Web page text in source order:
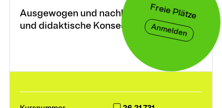
Ausgewogen und nachhaltig – fachliche
und didaktische Konsequenzen
Freie Plätze
Anmelden